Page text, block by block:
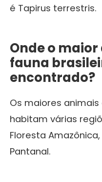
é Tapirus terrestris.
Onde o
fauna
encontrado?
Os maiores
habitam várias
Floresta
Pantanal.